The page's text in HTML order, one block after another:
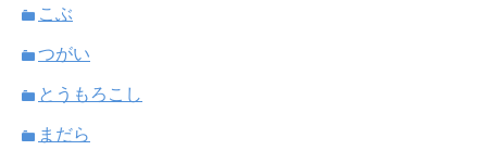
こぶ
つがい
とうもろこし
まだら